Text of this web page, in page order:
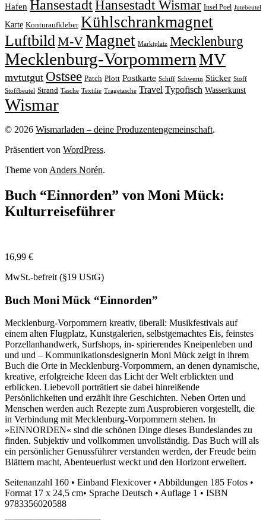
Hafen HansestadtHansestadt Wismar Insel Poel Jutebeutel
Karte Konturaufkleber Kühlschrankmagnet
LuftbildM-VMagnet Marktplatz Mecklenburg
Mecklenburg-VorpommernMV
mvtutgut Ostsee Patch Plott Postkarte Schiff Schwerin Sticker Stoff
Stoffbeutel Strand Tasche Textilie Tragetasche Travel Typofisch Wasserkunst
Wismar
© 2026 Wismarladen – deine Produzentengemeinschaft.
Präsentiert von WordPress.
Theme von Anders Norén.
Buch “Einnorden” von Moni Mück:
Kulturreiseführer
16,99 €
MwSt.-befreit (§19 UStG)
Buch Moni Mück “Einnorden”
Mecklenburg-Vorpommern kreativ, überall: Musikfestivals auf
einem alten Flugplatz, Kunstgalerien, selbstgemachtes Eis, feinstes
Porzellanhandwerk, Surfshops, in- spirierendes Kneipenleben und
und und – Kommunikationsdesignerin Moni Mück zeigt in ihrem
Buch die Orte in Mecklenburg-Vorpommern, an denen dynamische,
kreative, erfolgreiche Ideen das Licht der Welt erblickten und
erblicken. Liebevoll porträtiert sie dabei hinreißende
Persönlichkeiten und erzählt ihre Geschichten. Neben Orten und
Menschen werden auch Rezepte zum Ausprobieren vorgestellt, die
in Verbindung mit Mecklenburg-Vorpommern stehen. In
»EINNORDEN« sind die schönen Dinge dieses Bundeslandes zu
finden. Subjektiv und vollkommen unvollständig. Das Buch will als
ein persönlicher Genussführer verstanden werden, der Freude beim
Blättern macht, Abenteuerlust weckt und den Horizont erweitert.
Seitenanzahl 160 • Einband Flexicover • Abbildungen 185 Fotos •
Format 17 x 24,5 cm• Sprache Deutsch • Auflage 1 • ISBN
9783356020588